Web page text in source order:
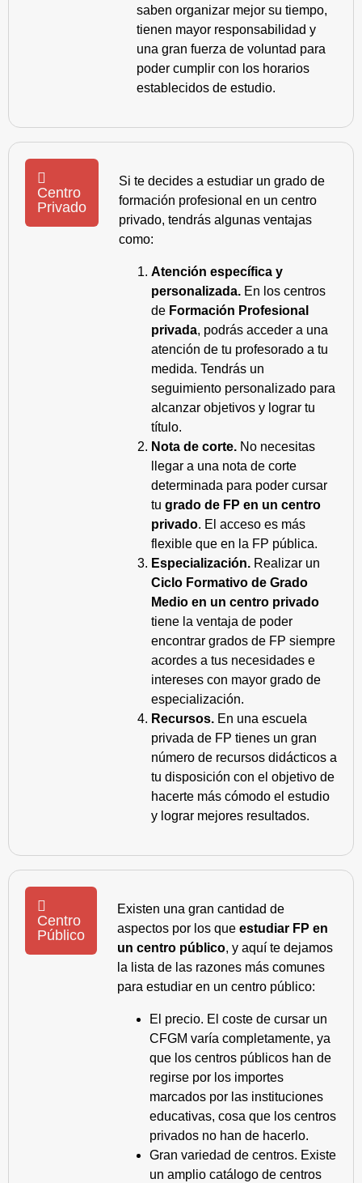
saben organizar mejor su tiempo,
tienen mayor responsabilidad y
una gran fuerza de voluntad para
poder cumplir con los horarios
establecidos de estudio.
Centro
Privado
Si te decides a estudiar un grado de
formación profesional en un centro
privado, tendrás algunas ventajas
como:
Atención específica y
personalizada. En los centros
de Formación Profesional
privada, podrás acceder a una
atención de tu profesorado a tu
medida. Tendrás un
seguimiento personalizado para
alcanzar objetivos y lograr tu
título.
Nota de corte. No necesitas
llegar a una nota de corte
determinada para poder cursar
tu grado de FP en un centro
privado. El acceso es más
flexible que en la FP pública.
Especialización. Realizar un
Ciclo Formativo de Grado
Medio en un centro privado
tiene la ventaja de poder
encontrar grados de FP siempre
acordes a tus necesidades e
intereses con mayor grado de
especialización.
Recursos. En una escuela
privada de FP tienes un gran
número de recursos didácticos a
tu disposición con el objetivo de
hacerte más cómodo el estudio
y lograr mejores resultados.
Centro
Público
Existen una gran cantidad de
aspectos por los que estudiar FP en
un centro público, y aquí te dejamos
la lista de las razones más comunes
para estudiar en un centro público:
El precio. El coste de cursar un
CFGM varía completamente, ya
que los centros públicos han de
regirse por los importes
marcados por las instituciones
educativas, cosa que los centros
privados no han de hacerlo.
Gran variedad de centros. Existe
un amplio catálogo de centros